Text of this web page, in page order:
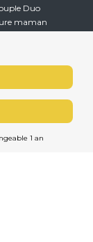
1 an
Duo
maman